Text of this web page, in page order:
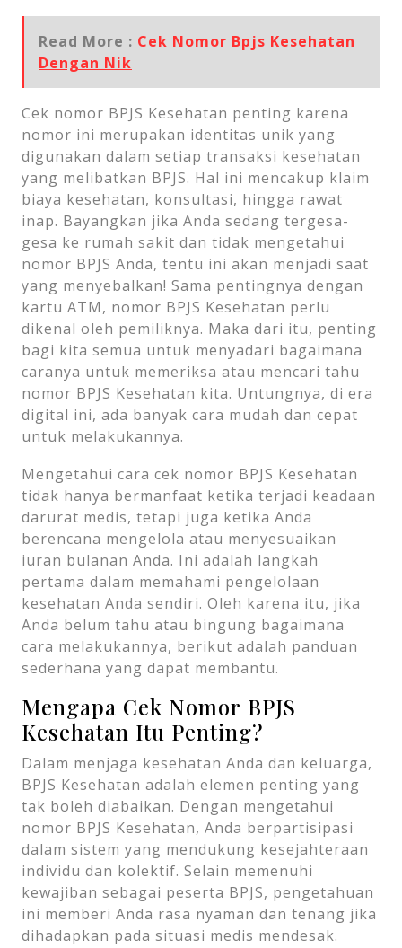
Read More : Cek Nomor Bpjs Kesehatan
Dengan Nik
Cek nomor BPJS Kesehatan penting karena
nomor ini merupakan identitas unik yang
digunakan dalam setiap transaksi kesehatan
yang melibatkan BPJS. Hal ini mencakup klaim
biaya kesehatan, konsultasi, hingga rawat
inap. Bayangkan jika Anda sedang tergesa-
gesa ke rumah sakit dan tidak mengetahui
nomor BPJS Anda, tentu ini akan menjadi saat
yang menyebalkan! Sama pentingnya dengan
kartu ATM, nomor BPJS Kesehatan perlu
dikenal oleh pemiliknya. Maka dari itu, penting
bagi kita semua untuk menyadari bagaimana
caranya untuk memeriksa atau mencari tahu
nomor BPJS Kesehatan kita. Untungnya, di era
digital ini, ada banyak cara mudah dan cepat
untuk melakukannya.
Mengetahui cara cek nomor BPJS Kesehatan
tidak hanya bermanfaat ketika terjadi keadaan
darurat medis, tetapi juga ketika Anda
berencana mengelola atau menyesuaikan
iuran bulanan Anda. Ini adalah langkah
pertama dalam memahami pengelolaan
kesehatan Anda sendiri. Oleh karena itu, jika
Anda belum tahu atau bingung bagaimana
cara melakukannya, berikut adalah panduan
sederhana yang dapat membantu.
Mengapa Cek Nomor BPJS
Kesehatan Itu Penting?
Dalam menjaga kesehatan Anda dan keluarga,
BPJS Kesehatan adalah elemen penting yang
tak boleh diabaikan. Dengan mengetahui
nomor BPJS Kesehatan, Anda berpartisipasi
dalam sistem yang mendukung kesejahteraan
individu dan kolektif. Selain memenuhi
kewajiban sebagai peserta BPJS, pengetahuan
ini memberi Anda rasa nyaman dan tenang jika
dihadapkan pada situasi medis mendesak.